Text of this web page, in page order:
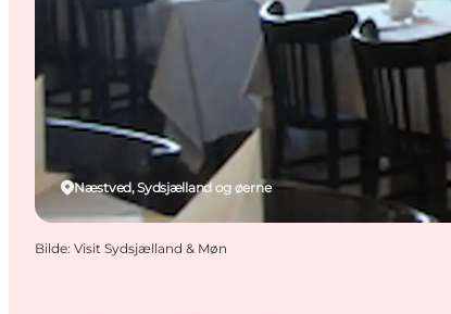
Næstved, Sydsjælland og øerne
Bilde: Visit Sydsjælland & Møn